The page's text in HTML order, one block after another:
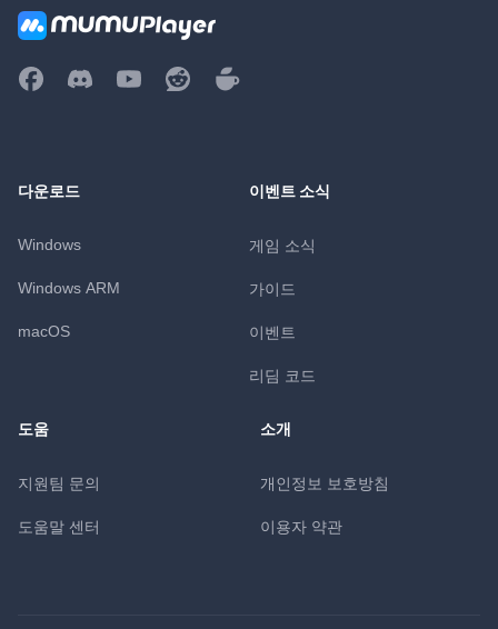
다운로드
Windows
Windows ARM
macOS
이벤트 소식
게임 소식
가이드
이벤트
리딤 코드
도움
지원팀 문의
도움말 센터
소개
개인정보 보호방침
이용자 약관